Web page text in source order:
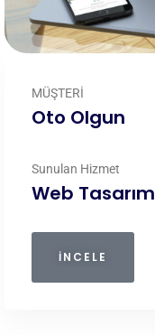
MÜŞTERİ
Oto Olgun
Sunulan Hizmet
Web Tasarım
İNCELE